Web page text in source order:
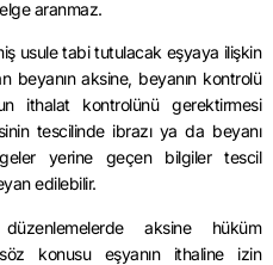
aranmaz.
usule tabi tutulacak eşyaya ilişkin
beyanın aksine, beyanın kontrolü
ithalat kontrolünü gerektirmesi
tescilinde ibrazı ya da beyanı
yerine geçen bilgiler tescil
edilebilir.
aksine hüküm
konusu eşyanın ithaline izin